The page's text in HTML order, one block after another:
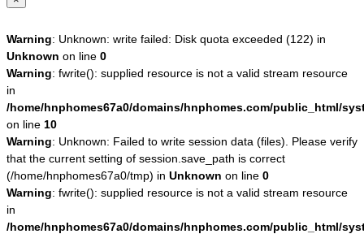
Warning: Unknown: write failed: Disk quota exceeded (122) in
Unknown on line 0
Warning: fwrite(): supplied resource is not a valid stream resource
in
/home/hnphomes67a0/domains/hnphomes.com/public_html/
on line 10
Warning: Unknown: Failed to write session data (files). Please verify
that the current setting of session.save_path is correct
(/home/hnphomes67a0/tmp) in Unknown on line 0
Warning: fwrite(): supplied resource is not a valid stream resource
in
/home/hnphomes67a0/domains/hnphomes.com/public_html/